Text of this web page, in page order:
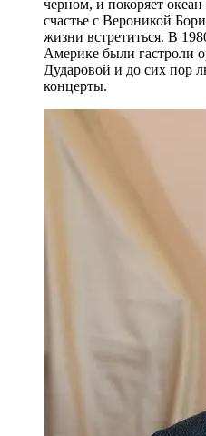
черном, и покоряет
счастье с Вероникой
жизни встретиться. В
Америке были гастроли
Дударовой и до сих пор
концерты.